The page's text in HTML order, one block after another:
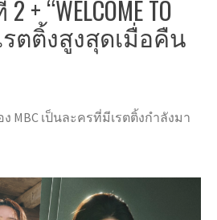
“WELCOME TO
เรตติ้งสูงสุดเมื่อคืน
MBC เป็นละครที่มีเรตติ้งกำลังมา